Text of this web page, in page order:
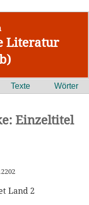
Literatur
Texte Wörter
Einzeltitel
Land 2